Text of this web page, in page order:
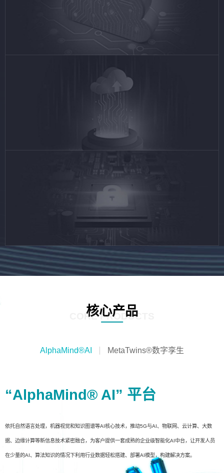
核心产品
CORE PRODUCTS
AlphaMind®AI MetaTwins®数字孪生
“AlphaMind® AI” 平台
依托自然语言处理，机器视觉和知识图谱等AI核心技术，推动5G与AI、物联网、云计算、大数
据、边缘计算等新信息技术紧密融合，为客户提供一套成熟的企业级智能化AI中台，让开发人员
在少量的AI、算法知识的情况下利用行业数据轻松搭建、部署AI模型，构建解决方案。